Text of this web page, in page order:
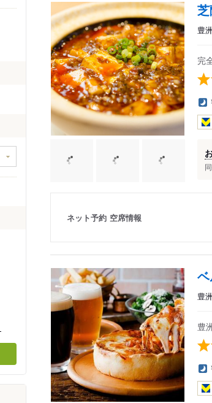
豊
完
ネット予約 空席情報
豊
豊